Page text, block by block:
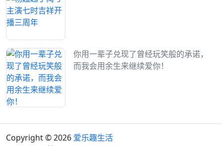
你用一辈子兑现了曾经玩笑般的承诺，
而我会用余生来继续爱你！
Copyright © 2026 爱乐趣生活